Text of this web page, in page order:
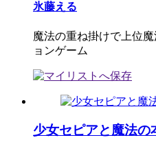
氷藤える
魔法の重ね掛けで上位
ョンゲーム
少女セピアと魔法の